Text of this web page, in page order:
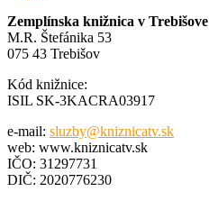
Zemplínska knižnica v Trebišove
M.R. Štefánika 53
075 43 Trebišov
Kód knižnice:
ISIL SK-3KACRA03917
e-mail: sluzby@kniznicatv.sk
web: www.kniznicatv.sk
IČO: 31297731
DIČ: 2020776230